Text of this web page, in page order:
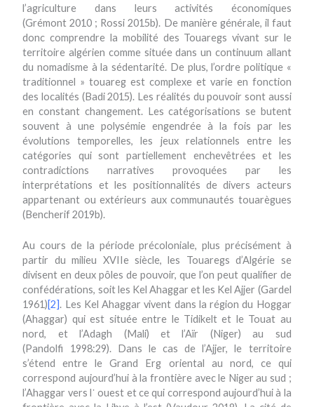
l’agriculture dans leurs activités économiques
(Grémont 2010 ; Rossi 2015b). De manière générale, il faut
donc comprendre la mobilité des Touaregs vivant sur le
territoire algérien comme située dans un continuum allant
du nomadisme à la sédentarité. De plus, l’ordre politique «
traditionnel » touareg est complexe et varie en fonction
des localités (Badi 2015). Les réalités du pouvoir sont aussi
en constant changement. Les catégorisations se butent
souvent à une polysémie engendrée à la fois par les
évolutions temporelles, les jeux relationnels entre les
catégories qui sont partiellement enchevêtrées et les
contradictions narratives provoquées par les
interprétations et les positionnalités de divers acteurs
appartenant ou extérieurs aux communautés touarègues
(Bencherif 2019b).
Au cours de la période précoloniale, plus précisément à
partir du milieu XVIIe siècle, les Touaregs d’Algérie se
divisent en deux pôles de pouvoir, que l’on peut qualifier de
confédérations, soit les Kel Ahaggar et les Kel Ajjer (Gardel
1961)[2]. Les Kel Ahaggar vivent dans la région du Hoggar
(Ahaggar) qui est située entre le Tidikelt et le Touat au
nord, et l’Adagh (Mali) et l’Aïr (Niger) au sud
(Pandolfi 1998:29). Dans le cas de l’Ajjer, le territoire
s’étend entre le Grand Erg oriental au nord, ce qui
correspond aujourd’hui à la frontière avec le Niger au sud ;
l’Ahaggar vers l᾽ ouest et ce qui correspond aujourd’hui à la